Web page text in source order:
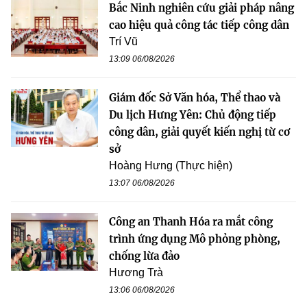
Bắc Ninh nghiên cứu giải pháp nâng
cao hiệu quả công tác tiếp công dân
Trí Vũ
13:09 06/08/2026
Giám đốc Sở Văn hóa, Thể thao và
Du lịch Hưng Yên: Chủ động tiếp
công dân, giải quyết kiến nghị từ cơ
sở
Hoàng Hưng (Thực hiện)
13:07 06/08/2026
Công an Thanh Hóa ra mắt công
trình ứng dụng Mô phỏng phòng,
chống lừa đảo
Hương Trà
13:06 06/08/2026